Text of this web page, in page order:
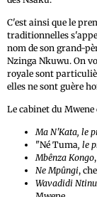
C'est ainsi que le
traditionnelles
nom de son grand-
Nzinga Nkuwu. On
royale sont
elles ne sont guère
Le cabinet du
Ma N'Kata, le
"Né Tuma, le
Mbênza Kongo
Ne Mpûngi,
Wavadidi Ntinu